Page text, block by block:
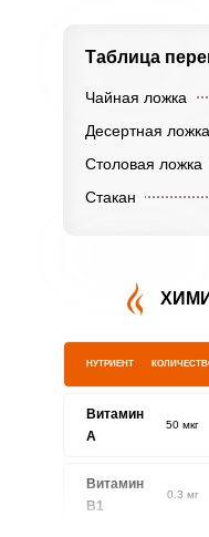
Таблица
Чайная ложка
Десертная ложка
Столовая ложка
Стакан
НУТРИЕНТ
Витамин
A
50 мкг
Витамин
В1
0.3 мг